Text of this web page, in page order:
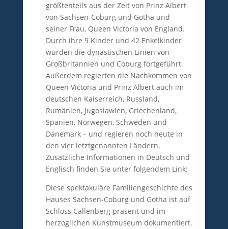
größtenteils aus der Zeit von Prinz Albert
von Sachsen-Coburg und Gotha und
seiner Frau, Queen Victoria von England.
Durch ihre 9 Kinder und 42 Enkelkinder
wurden die dynastischen Linien von
Großbritannien und Coburg fortgeführt.
Außerdem regierten die Nachkommen von
Queen Victoria und Prinz Albert auch im
deutschen Kaiserreich, Russland,
Rumänien, Jugoslawien, Griechenland,
Spanien, Norwegen, Schweden und
Dänemark – und regieren noch heute in
den vier letztgenannten Ländern.
Zusätzliche Informationen in Deutsch und
Englisch finden Sie unter folgendem Link:
Diese spektakuläre Familiengeschichte des
Hauses Sachsen-Coburg und Gotha ist auf
Schloss Callenberg präsent und im
herzoglichen Kunstmuseum dokumentiert.